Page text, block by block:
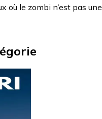
où le zombi n’est pas